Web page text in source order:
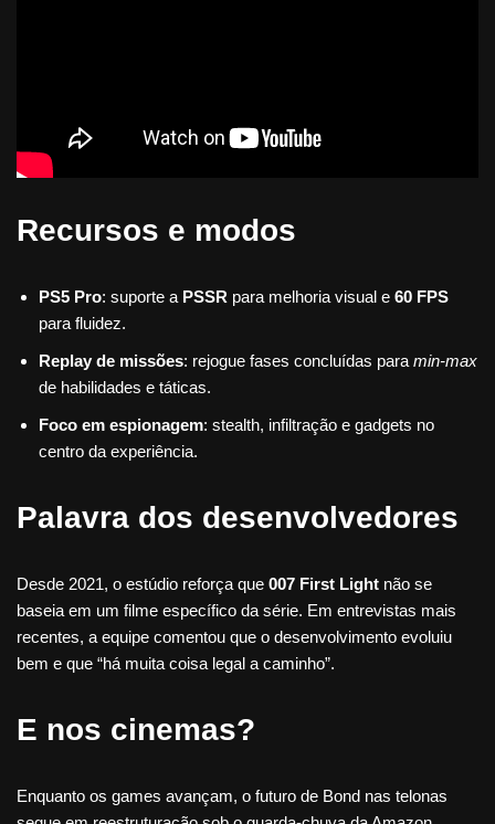
Recursos e modos
PS5 Pro: suporte a PSSR para melhoria visual e 60 FPS
para fluidez.
Replay de missões: rejogue fases concluídas para min-max
de habilidades e táticas.
Foco em espionagem: stealth, infiltração e gadgets no
centro da experiência.
Palavra dos desenvolvedores
Desde 2021, o estúdio reforça que 007 First Light não se
baseia em um filme específico da série. Em entrevistas mais
recentes, a equipe comentou que o desenvolvimento evoluiu
bem e que “há muita coisa legal a caminho”.
E nos cinemas?
Enquanto os games avançam, o futuro de Bond nas telonas